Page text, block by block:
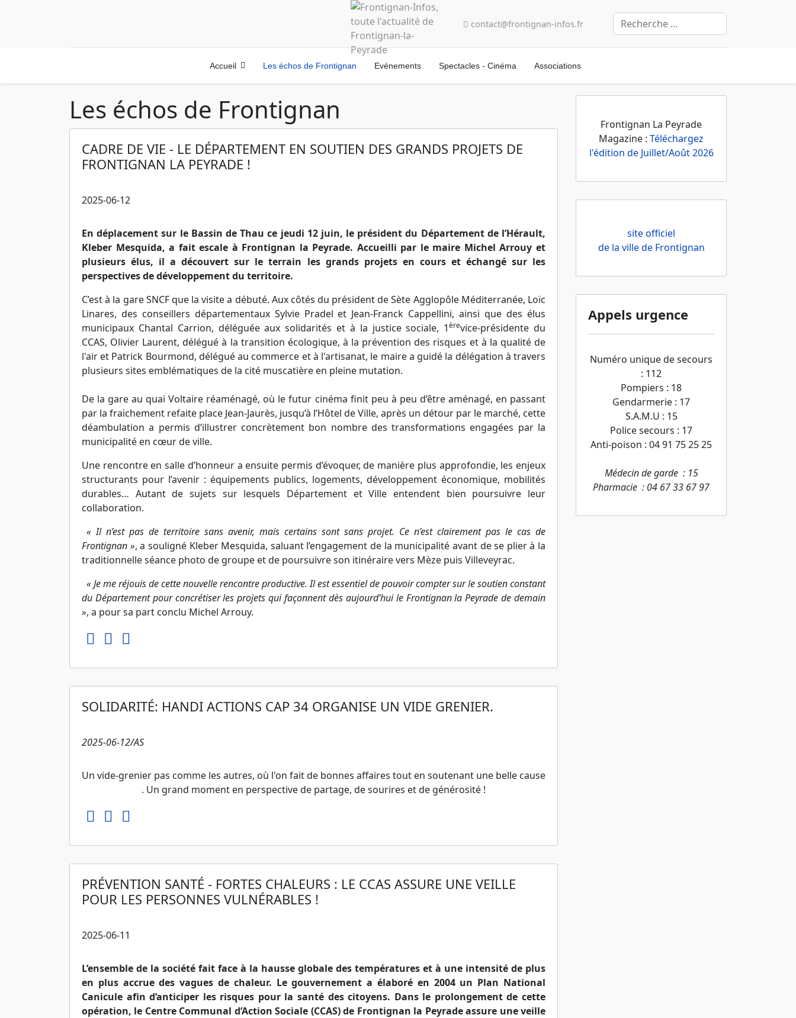
contact@frontignan-infos.fr Valider
Accueil Les échos de Frontignan Evénements Spectacles - Cinéma Associations
Les échos de Frontignan
CADRE DE VIE - LE DÉPARTEMENT EN SOUTIEN DES GRANDS PROJETS DE
FRONTIGNAN LA PEYRADE !
2025-06-12
En déplacement sur le Bassin de Thau ce jeudi 12 juin, le président du Département de l’Hérault,
Kleber Mesquida, a fait escale à Frontignan la Peyrade. Accueilli par le maire Michel Arrouy et
plusieurs élus, il a découvert sur le terrain les grands projets en cours et échangé sur les
perspectives de développement du territoire.
C’est à la gare SNCF que la visite a débuté. Aux côtés du président de Sète Agglopôle Méditerranée, Loïc
Linares, des conseillers départementaux Sylvie Pradel et Jean-Franck Cappellini, ainsi que des élus
municipaux Chantal Carrion, déléguée aux solidarités et à la justice sociale, 1èrevice-présidente du
CCAS, Olivier Laurent, délégué à la transition écologique, à la prévention des risques et à la qualité de
l'air et Patrick Bourmond, délégué au commerce et à l'artisanat, le maire a guidé la délégation à travers
plusieurs sites emblématiques de la cité muscatière en pleine mutation.
De la gare au quai Voltaire réaménagé, où le futur cinéma finit peu à peu d’être aménagé, en passant
par la fraichement refaite place Jean-Jaurès, jusqu’à l’Hôtel de Ville, après un détour par le marché, cette
déambulation a permis d’illustrer concrètement bon nombre des transformations engagées par la
municipalité en cœur de ville.
Une rencontre en salle d’honneur a ensuite permis d’évoquer, de manière plus approfondie, les enjeux
structurants pour l’avenir : équipements publics, logements, développement économique, mobilités
durables… Autant de sujets sur lesquels Département et Ville entendent bien poursuivre leur
collaboration.
« Il n’est pas de territoire sans avenir, mais certains sont sans projet. Ce n’est clairement pas le cas de
Frontignan », a souligné Kleber Mesquida, saluant l’engagement de la municipalité avant de se plier à la
traditionnelle séance photo de groupe et de poursuivre son itinéraire vers Mèze puis Villeveyrac.
« Je me réjouis de cette nouvelle rencontre productive. Il est essentiel de pouvoir compter sur le soutien constant
du Département pour concrétiser les projets qui façonnent dès aujourd’hui le Frontignan la Peyrade de demain
», a pour sa part conclu Michel Arrouy.
SOLIDARITÉ: HANDI ACTIONS CAP 34 ORGANISE UN VIDE GRENIER.
2025-06-12/AS
Un vide-grenier pas comme les autres, où l'on fait de bonnes affaires tout en soutenant une belle cause
. Un grand moment en perspective de partage, de sourires et de générosité !
PRÉVENTION SANTÉ - FORTES CHALEURS : LE CCAS ASSURE UNE VEILLE
POUR LES PERSONNES VULNÉRABLES !
2025-06-11
L’ensemble de la société fait face à la hausse globale des températures et à une intensité de plus
en plus accrue des vagues de chaleur. Le gouvernement a élaboré en 2004 un Plan National
Canicule afin d’anticiper les risques pour la santé des citoyens. Dans le prolongement de cette
opération, le Centre Communal d’Action Sociale (CCAS) de Frontignan la Peyrade assure une veille
Frontignan La Peyrade
Magazine : Téléchargez
l'édition de Juillet/Août 2026
site officiel
de la ville de Frontignan
Appels urgence
Numéro unique de secours
: 112
Pompiers : 18
Gendarmerie : 17
S.A.M.U : 15
Police secours : 17
Anti-poison : 04 91 75 25 25
Médecin de garde : 15
Pharmacie : 04 67 33 67 97